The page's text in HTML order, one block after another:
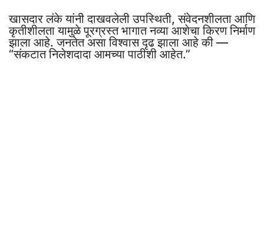
खासदार लंके यांनी दाखवलेली उपस्थिती, संवेदनशीलता आणि
कृतीशीलता यामुळे पूरग्रस्त भागात नव्या आशेचा किरण निर्माण
झाला आहे. जनतेत असा विश्वास दृढ झाला आहे की —
“संकटात निलेशदादा आमच्या पाठीशी आहेत.”